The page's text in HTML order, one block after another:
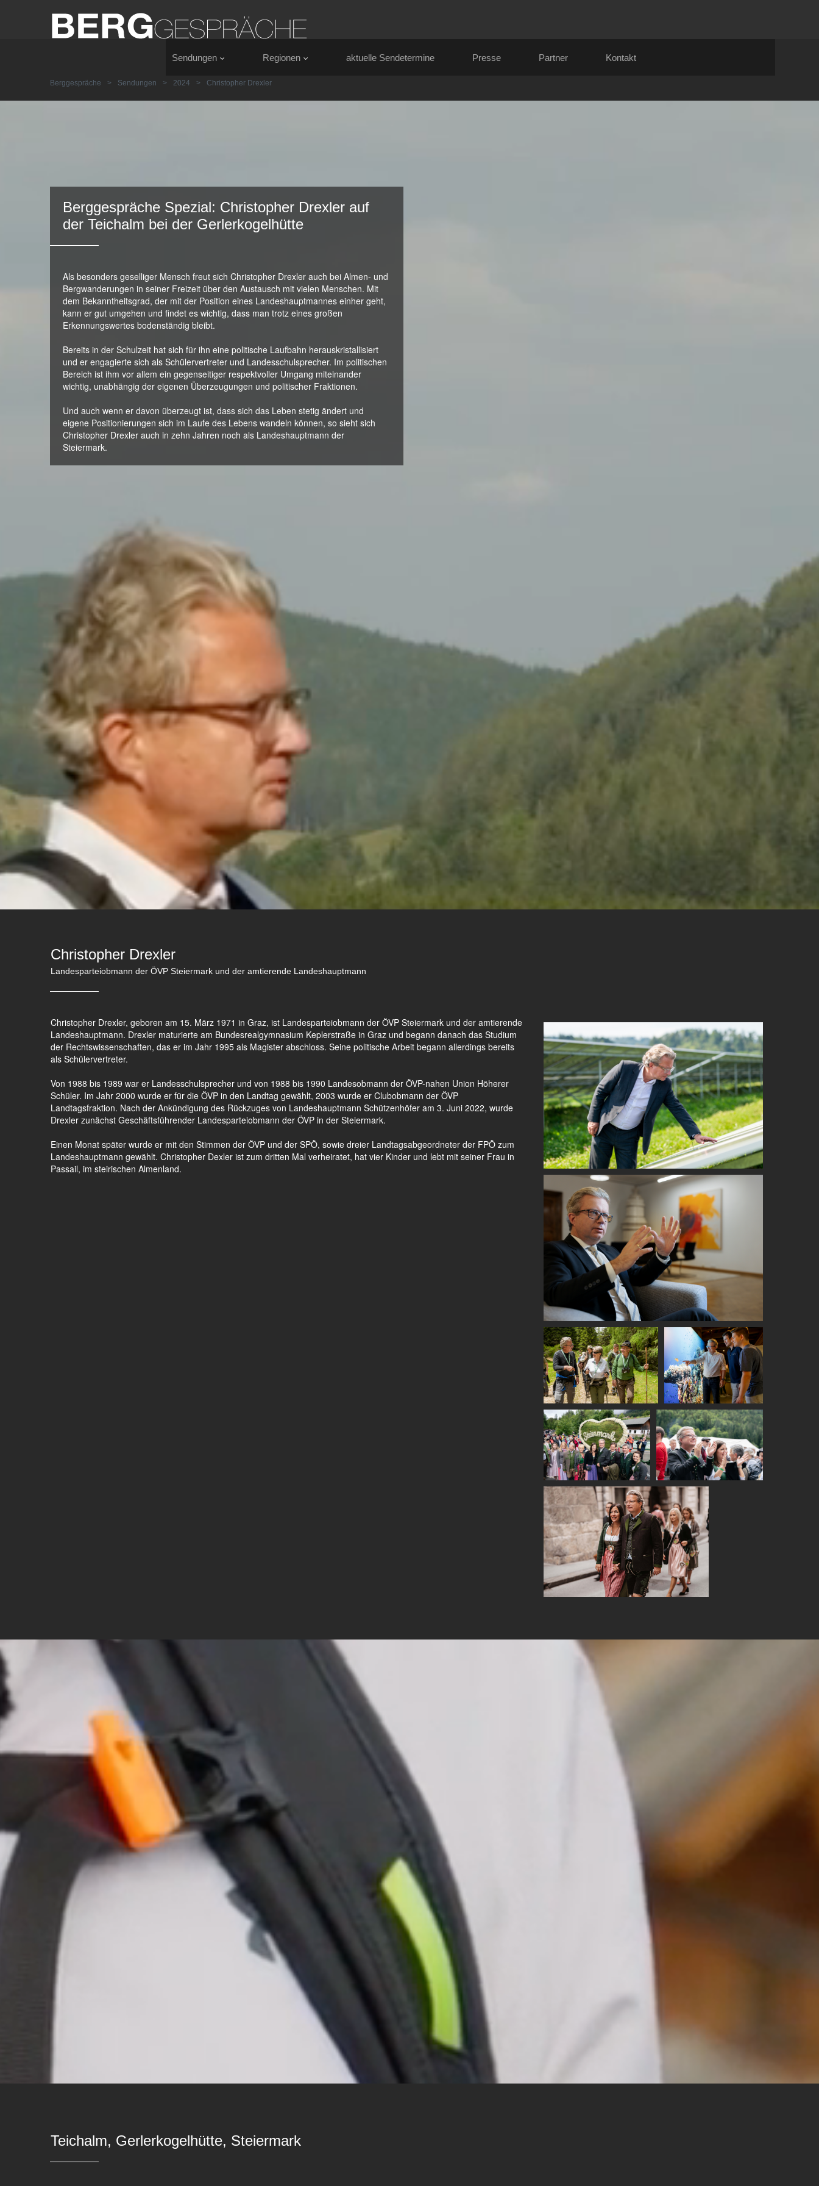
Sendungen Regionen aktuelle Sendetermine Presse Partner Kontakt
Berggespräche > Sendungen > 2024 > Christopher Drexler
Berggespräche Spezial: Christopher Drexler auf
der Teichalm bei der Gerlerkogelhütte
Als besonders geselliger Mensch freut sich Christopher Drexler auch bei Almen- und
Bergwanderungen in seiner Freizeit über den Austausch mit vielen Menschen. Mit
dem Bekanntheitsgrad, der mit der Position eines Landeshauptmannes einher geht,
kann er gut umgehen und findet es wichtig, dass man trotz eines großen
Erkennungswertes bodenständig bleibt.
Bereits in der Schulzeit hat sich für ihn eine politische Laufbahn herauskristallisiert
und er engagierte sich als Schülervertreter und Landesschulsprecher. Im politischen
Bereich ist ihm vor allem ein gegenseitiger respektvoller Umgang miteinander
wichtig, unabhängig der eigenen Überzeugungen und politischer Fraktionen.
Und auch wenn er davon überzeugt ist, dass sich das Leben stetig ändert und
eigene Positionierungen sich im Laufe des Lebens wandeln können, so sieht sich
Christopher Drexler auch in zehn Jahren noch als Landeshauptmann der
Steiermark.
Christopher Drexler
Landesparteiobmann der ÖVP Steiermark und der amtierende Landeshauptmann
Christopher Drexler, geboren am 15. März 1971 in Graz, ist Landesparteiobmann der ÖVP Steiermark und der amtierende
Landeshauptmann. Drexler maturierte am Bundesrealgymnasium Keplerstraße in Graz und begann danach das Studium
der Rechtswissenschaften, das er im Jahr 1995 als Magister abschloss. Seine politische Arbeit begann allerdings bereits
als Schülervertreter.
Von 1988 bis 1989 war er Landesschulsprecher und von 1988 bis 1990 Landesobmann der ÖVP-nahen Union Höherer
Schüler. Im Jahr 2000 wurde er für die ÖVP in den Landtag gewählt, 2003 wurde er Clubobmann der ÖVP
Landtagsfraktion. Nach der Ankündigung des Rückzuges von Landeshauptmann Schützenhöfer am 3. Juni 2022, wurde
Drexler zunächst Geschäftsführender Landesparteiobmann der ÖVP in der Steiermark.
Einen Monat später wurde er mit den Stimmen der ÖVP und der SPÖ, sowie dreier Landtagsabgeordneter der FPÖ zum
Landeshauptmann gewählt. Christopher Dexler ist zum dritten Mal verheiratet, hat vier Kinder und lebt mit seiner Frau in
Passail, im steirischen Almenland.
Teichalm, Gerlerkogelhütte, Steiermark